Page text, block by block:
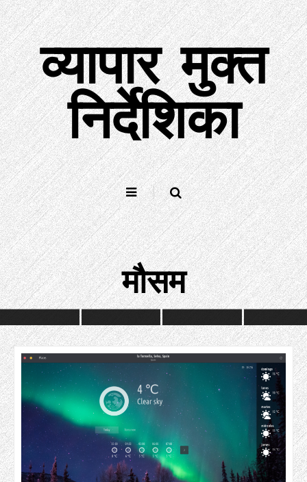
इसे
छोड़कर
सामग्री
पर
बढ़ने
के
लिए
व्यापार मुक्त
निर्देशिका
मौसम